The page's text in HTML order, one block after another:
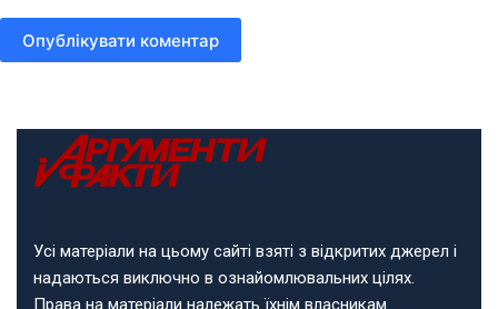
Опублікувати коментар
Усі матеріали на цьому сайті взяті з відкритих джерел і
надаються виключно в ознайомлювальних цілях.